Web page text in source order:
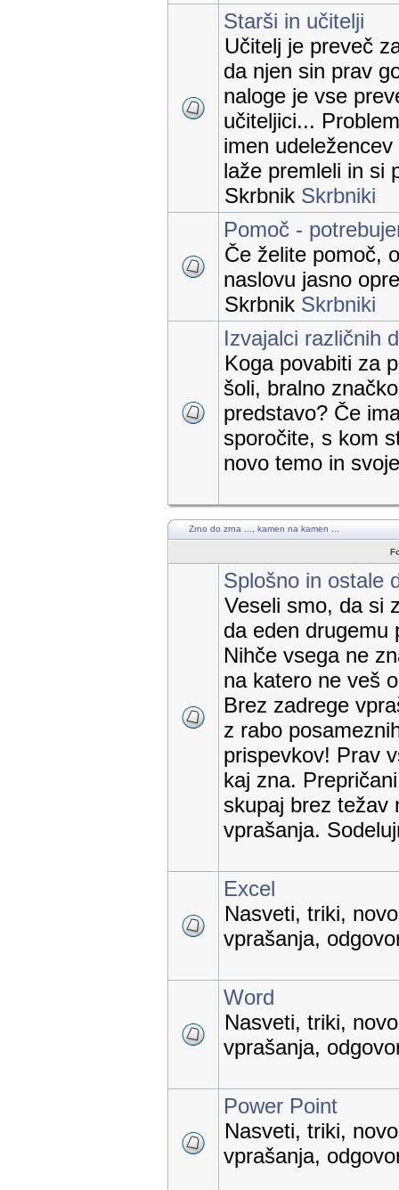
Starši in učitelji
Učitelj je preveč
da njen sin prav
naloge je vse
učiteljici...
imen
laže premleli in si
Skrbnik Skrbniki
Pomoč -
Če želite pomoč,
naslovu jasno
Skrbnik Skrbniki
Izvajalci različnih
Koga povabiti za
šoli, bralno
predstavo? Če
sporočite, s kom
novo temo in
Zrno do zrna ..., kamen na kamen ...
Splošno in ostale
Veseli smo, da si
da eden drugemu
Nihče vsega ne
na katero ne veš
Brez zadrege
z rabo
prispevkov! Prav
kaj zna.
skupaj brez težav
vprašanja.
Excel
Nasveti, triki,
vprašanja,
Word
Nasveti, triki,
vprašanja,
Power Point
Nasveti, triki,
vprašanja,